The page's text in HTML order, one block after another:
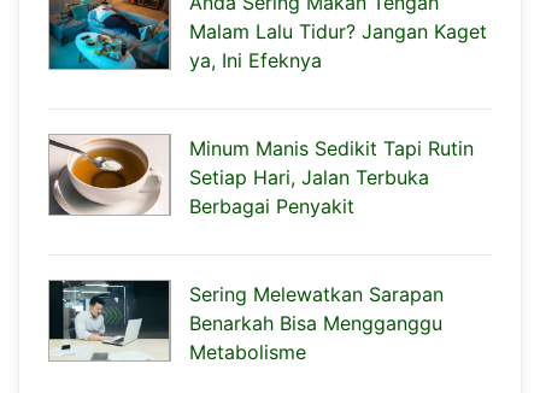
Malam Lalu Tidur? Jangan Kaget
ya, Ini Efeknya
Minum Manis Sedikit Tapi Rutin
Setiap Hari, Jalan Terbuka
Berbagai Penyakit
Sering Melewatkan Sarapan
Benarkah Bisa Mengganggu
Metabolisme